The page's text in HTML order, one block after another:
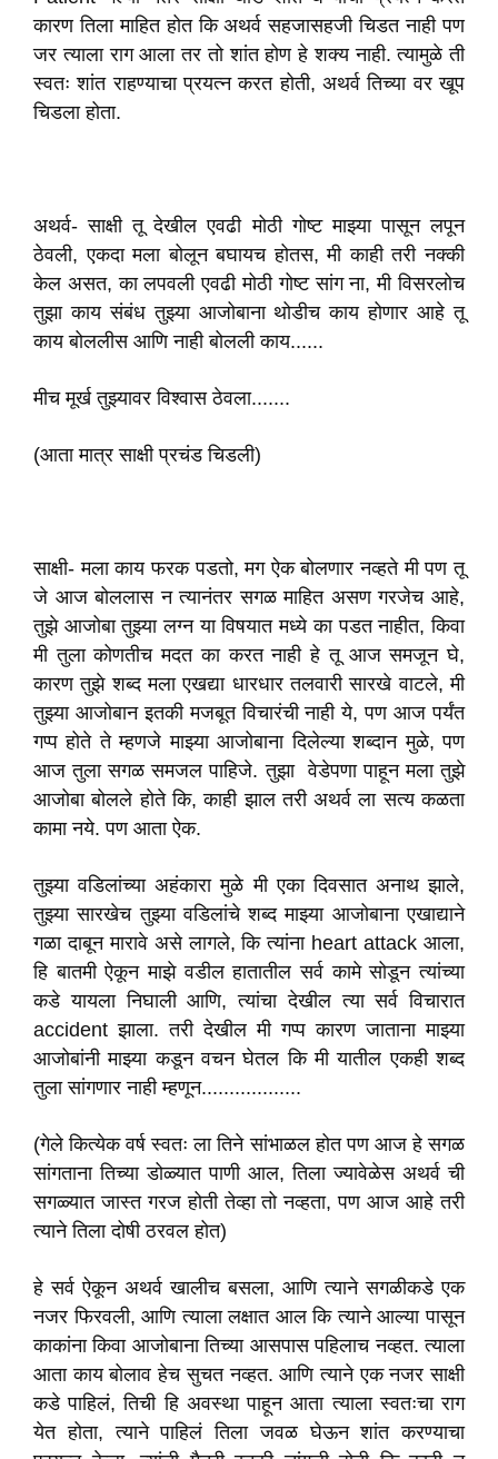
कारण तिला माहित होत कि अथर्व सहजासहजी चिडत नाही पण
जर त्याला राग आला तर तो शांत होण हे शक्य नाही. त्यामुळे ती
स्वतः शांत राहण्याचा प्रयत्न करत होती, अथर्व तिच्या वर खूप
चिडला होता.
अथर्व- साक्षी तू देखील एवढी मोठी गोष्ट माझ्या पासून लपून
ठेवली, एकदा मला बोलून बघायच होतस, मी काही तरी नक्की
केल असत, का लपवली एवढी मोठी गोष्ट सांग ना, मी विसरलोच
तुझा काय संबंध तुझ्या आजोबाना थोडीच काय होणार आहे तू
काय बोललीस आणि नाही बोलली काय......
मीच मूर्ख तुझ्यावर विश्वास ठेवला.......
(आता मात्र साक्षी प्रचंड चिडली)
साक्षी- मला काय फरक पडतो, मग ऐक बोलणार नव्हते मी पण तू
जे आज बोललास न त्यानंतर सगळ माहित असण गरजेच आहे,
तुझे आजोबा तुझ्या लग्न या विषयात मध्ये का पडत नाहीत, किवा
मी तुला कोणतीच मदत का करत नाही हे तू आज समजून घे,
कारण तुझे शब्द मला एखद्या धारधार तलवारी सारखे वाटले, मी
तुझ्या आजोबान इतकी मजबूत विचारंची नाही ये, पण आज पर्यंत
गप्प होते ते म्हणजे माझ्या आजोबाना दिलेल्या शब्दान मुळे, पण
आज तुला सगळ समजल पाहिजे. तुझा वेडेपणा पाहून मला तुझे
आजोबा बोलले होते कि, काही झाल तरी अथर्व ला सत्य कळता
कामा नये. पण आता ऐक.
तुझ्या वडिलांच्या अहंकारा मुळे मी एका दिवसात अनाथ झाले,
तुझ्या सारखेच तुझ्या वडिलांचे शब्द माझ्या आजोबाना एखाद्याने
गळा दाबून मारावे असे लागले, कि त्यांना heart attack आला,
हि बातमी ऐकून माझे वडील हातातील सर्व कामे सोडून त्यांच्या
कडे यायला निघाली आणि, त्यांचा देखील त्या सर्व विचारात
accident झाला. तरी देखील मी गप्प कारण जाताना माझ्या
आजोबांनी माझ्या कडून वचन घेतल कि मी यातील एकही शब्द
तुला सांगणार नाही म्हणून..................
(गेले कित्येक वर्ष स्वतः ला तिने सांभाळल होत पण आज हे सगळ
सांगताना तिच्या डोळ्यात पाणी आल, तिला ज्यावेळेस अथर्व ची
सगळ्यात जास्त गरज होती तेव्हा तो नव्हता, पण आज आहे तरी
त्याने तिला दोषी ठरवल होत)
हे सर्व ऐकून अथर्व खालीच बसला, आणि त्याने सगळीकडे एक
नजर फिरवली, आणि त्याला लक्षात आल कि त्याने आल्या पासून
काकांना किवा आजोबाना तिच्या आसपास पहिलाच नव्हत. त्याला
आता काय बोलाव हेच सुचत नव्हत. आणि त्याने एक नजर साक्षी
कडे पाहिलं, तिची हि अवस्था पाहून आता त्याला स्वतःचा राग
येत होता, त्याने पाहिलं तिला जवळ घेऊन शांत करण्याचा